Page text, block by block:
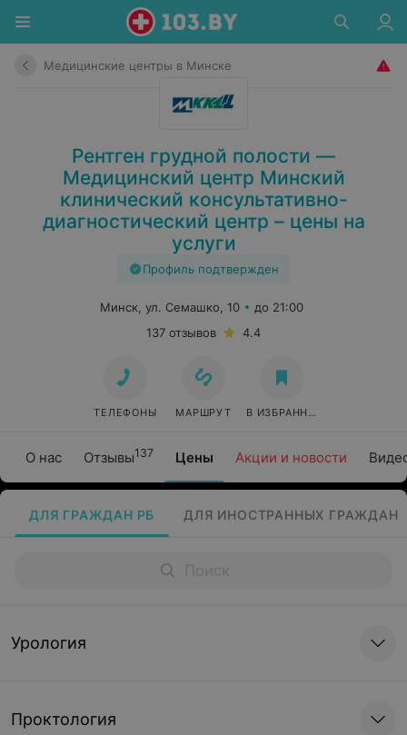
Медицинские центры в Минске
Рентген грудной полости —
Медицинский центр Минский
клинический консультативно-
диагностический центр – цены на
услуги
Профиль подтвержден
О нас Отзывы137 Цены Акции и новости
Минск, ул. Семашко, 10
до 21:00
137 отзывов
4.4
ТЕЛЕФОНЫ МАРШРУТ В ИЗБРАННОЕ
ДЛЯ ГРАЖДАН РБ ДЛЯ ИНОСТРАННЫХ ГРАЖДАН
Урология
Проктология